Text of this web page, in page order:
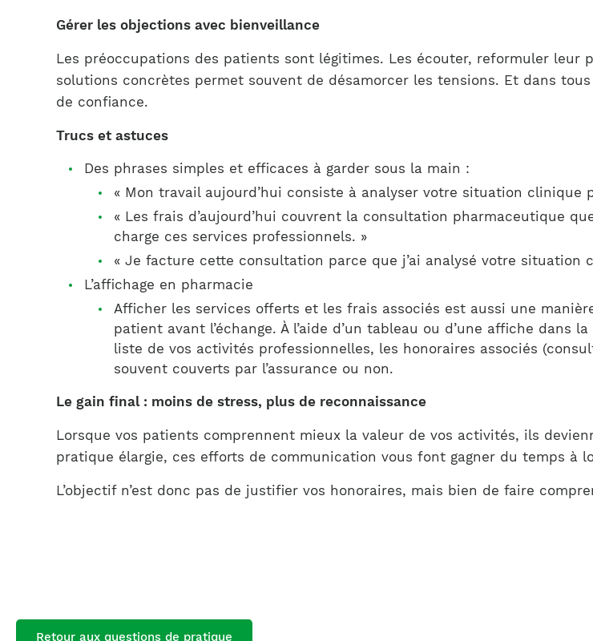
Gérer les objections avec bienveillance
Les préoccupations des patients sont légitimes. Les écouter, reformuler leur
solutions concrètes permet souvent de désamorcer les tensions. Et dans
de confiance.
Trucs et astuces
Des phrases simples et efficaces à garder sous la main :
« Mon travail aujourd’hui consiste à analyser votre situation
« Les frais d’aujourd’hui couvrent la consultation pharmaceutique
charge ces services professionnels. »
« Je facture cette consultation parce que j’ai analysé votre situation
L’affichage en pharmacie
Afficher les services offerts et les frais associés est aussi une
patient avant l’échange. À l’aide d’un tableau ou d’une affiche
liste de vos activités professionnelles, les honoraires associés
souvent couverts par l’assurance ou non.
Le gain final : moins de stress, plus de reconnaissance
Lorsque vos patients comprennent mieux la valeur de vos activités, ils
pratique élargie, ces efforts de communication vous font gagner du temps à
L’objectif n’est donc pas de justifier vos honoraires, mais bien de faire
Retour aux questions de pratique